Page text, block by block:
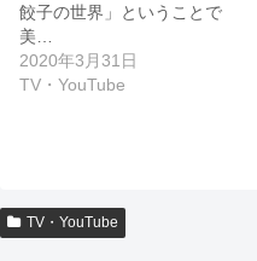
餃子の世界」ということで
美…
2020年3月31日
TV・YouTube
TV・YouTube